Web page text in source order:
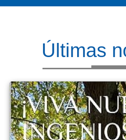
Últimas